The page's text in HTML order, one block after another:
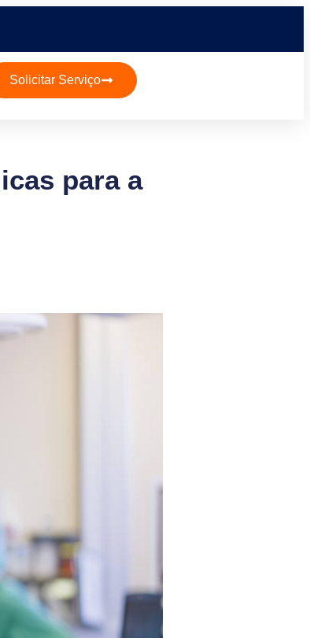
Solicitar Serviço
para a